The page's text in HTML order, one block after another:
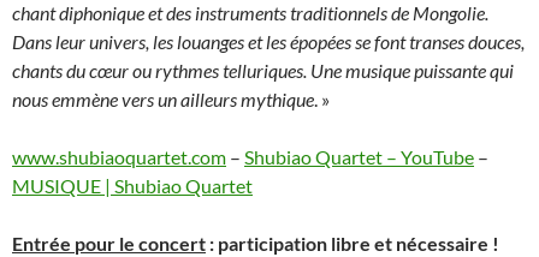
chant diphonique et des instruments traditionnels de Mongolie.
Dans leur univers, les louanges et les épopées se font transes douces,
chants du cœur ou rythmes telluriques. Une musique puissante qui
nous emmène vers un ailleurs mythique. »
www.shubiaoquartet.com – Shubiao Quartet – YouTube –
MUSIQUE | Shubiao Quartet
Entrée pour le concert : participation libre et nécessaire !